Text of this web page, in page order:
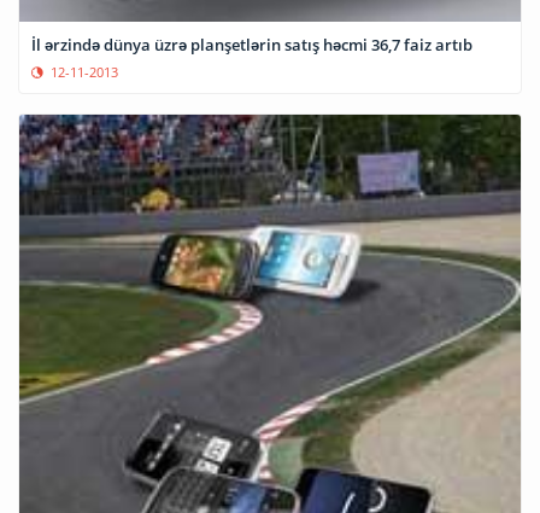
İl ərzində dünya üzrə planşetlərin satış həcmi 36,7 faiz artıb
12-11-2013